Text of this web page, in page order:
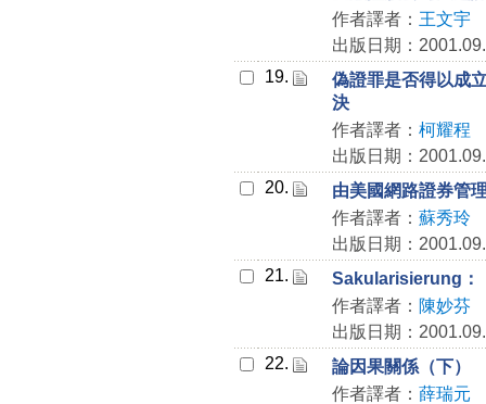
作者譯者： 王文宇
出版日期：
19.
偽證罪是否得以成
決
作者譯者： 柯耀程
出版日期：
20.
由美國網路證券管
作者譯者： 蘇秀玲
出版日期：
21.
Sakularisierung：
作者譯者： 陳妙芬
出版日期：
22.
論因果關係（下）
作者譯者： 薛瑞元